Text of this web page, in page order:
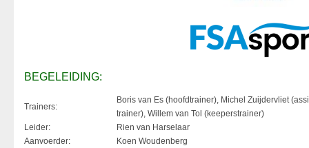
BEGELEIDING:
Trainers:
Boris van Es (hoofdtrainer), Michel Zuijdervliet
trainer), Willem van Tol (keeperstrainer)
Leider:
Rien van Harselaar
Aanvoerder:
Koen Woudenberg